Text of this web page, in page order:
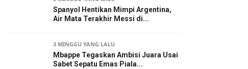
Spanyol Hentikan Mimpi Argentina,
Air Mata Terakhir Messi di...
3 MINGGU YANG LALU
Mbappe Tegaskan Ambisi Juara Usai
Sabet Sepatu Emas Piala...